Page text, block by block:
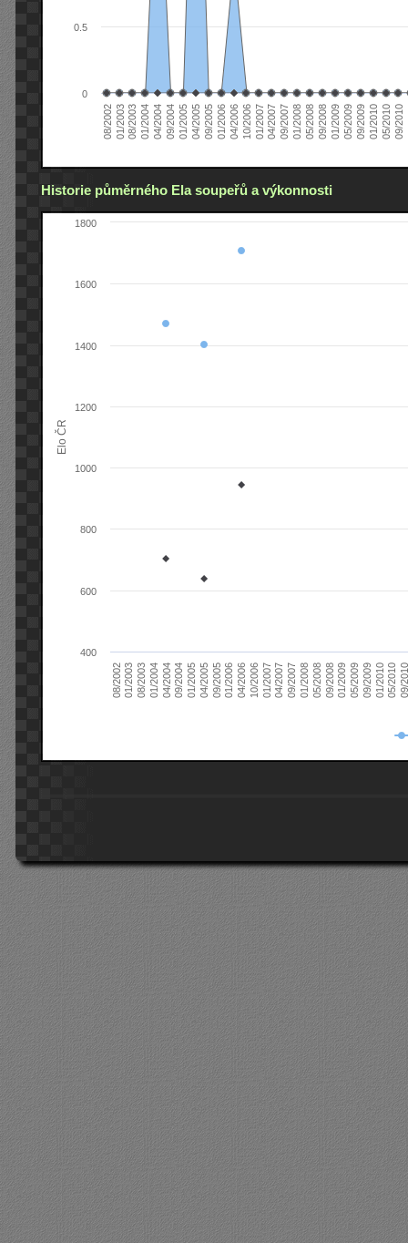
08/200201/200308/200301/200404/200409/200401/200504/200509/200501/200604/200610/200601/200704/200709/200701/200805/200809/200801/200905/200909/200901/201005/201009/2010
0
0.5
Historie půměrného Ela soupeřů a výkonnosti
Elo ČR
08/200201/200308/200301/200404/200409/200401/200504/200509/200501/200604/200610/200601/200704/200709/200701/200805/200809/200801/200905/200909/200901/201005/201009/
400
600
800
1000
1200
1400
1600
1800